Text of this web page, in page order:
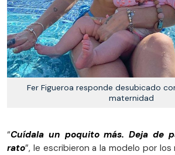
Fer Figueroa responde desubicado
maternidad
“Cuídala un poquito más. Deja de
rato”, le escribieron a la modelo por